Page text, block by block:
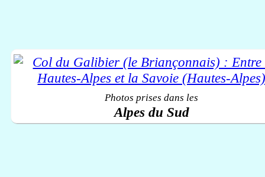
Photos prises dans les
Alpes du Sud